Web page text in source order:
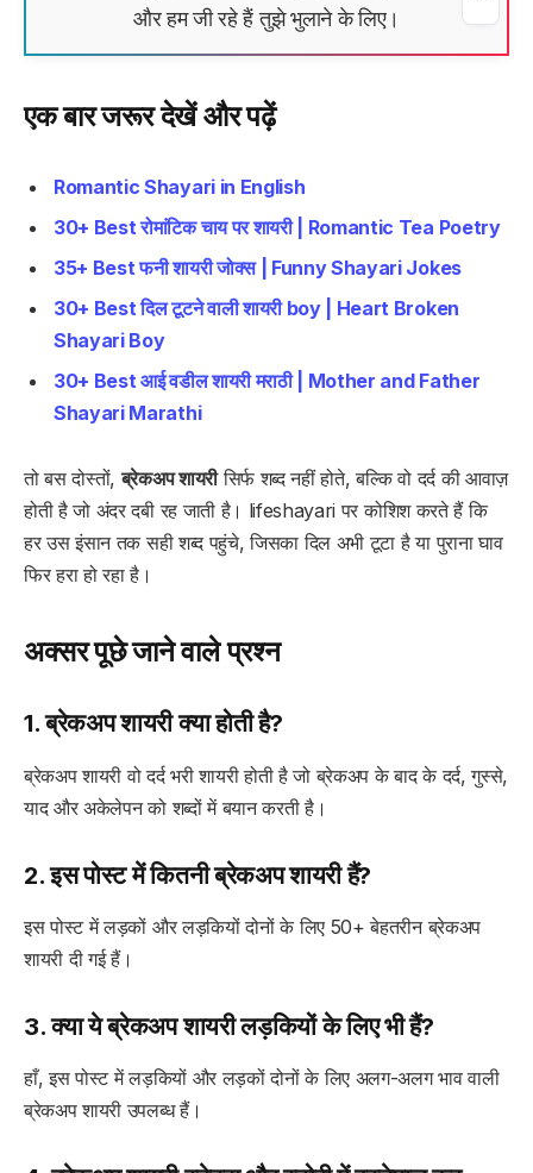
और हम जी रहे हैं तुझे भुलाने के लिए।
एक बार जरूर देखें और पढ़ें
Romantic Shayari in English
30+ Best रोमांटिक चाय पर शायरी | Romantic Tea Poetry
35+ Best फनी शायरी जोक्स | Funny Shayari Jokes
30+ Best दिल टूटने वाली शायरी boy | Heart Broken
Shayari Boy
30+ Best आई वडील शायरी मराठी | Mother and Father
Shayari Marathi
तो बस दोस्तों,ब्रेकअप शायरीसिर्फ शब्द नहीं होते, बल्कि वो दर्द की आवाज़
होती है जो अंदर दबी रह जाती है। lifeshayari पर कोशिश करते हैं कि
हर उस इंसान तक सही शब्द पहुंचे, जिसका दिल अभी टूटा है या पुराना घाव
फिर हरा हो रहा है।
अक्सर पूछे जाने वाले प्रश्न
1. ब्रेकअप शायरी क्या होती है?
ब्रेकअप शायरी वो दर्द भरी शायरी होती है जो ब्रेकअप के बाद के दर्द, गुस्से,
याद और अकेलेपन को शब्दों में बयान करती है।
2. इस पोस्ट में कितनी ब्रेकअप शायरी हैं?
इस पोस्ट में लड़कों और लड़कियों दोनों के लिए 50+ बेहतरीन ब्रेकअप
शायरी दी गई हैं।
3. क्या ये ब्रेकअप शायरी लड़कियों के लिए भी हैं?
हाँ, इस पोस्ट में लड़कियों और लड़कों दोनों के लिए अलग-अलग भाव वाली
ब्रेकअप शायरी उपलब्ध हैं।